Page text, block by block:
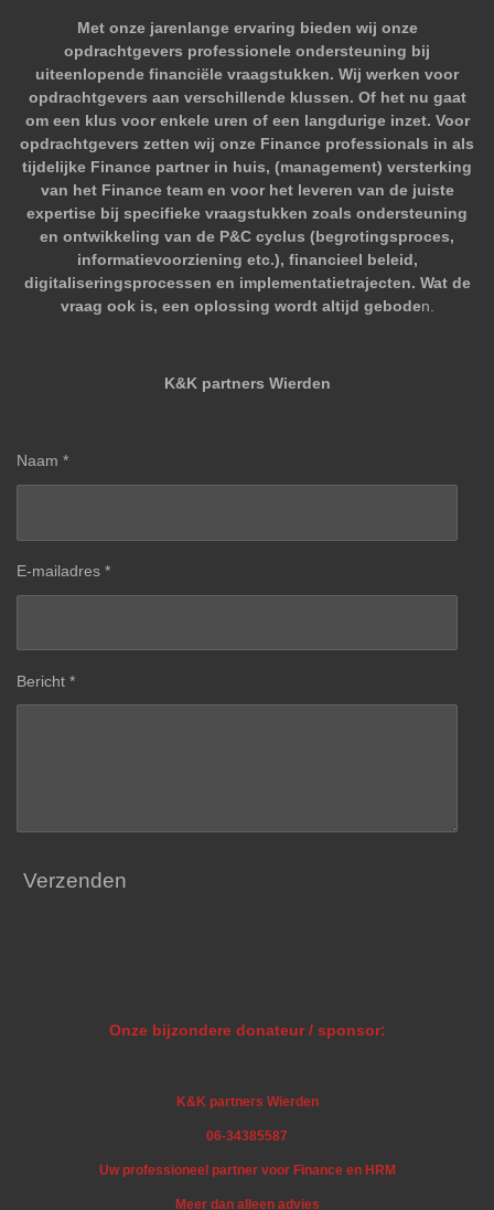
Met onze jarenlange ervaring bieden wij onze
opdrachtgevers professionele ondersteuning bij
uiteenlopende financiële vraagstukken. Wij werken voor
opdrachtgevers aan verschillende klussen. Of het nu gaat
om een klus voor enkele uren of een langdurige inzet. Voor
opdrachtgevers zetten wij onze Finance professionals in als
tijdelijke Finance partner in huis, (management) versterking
van het Finance team en voor het leveren van de juiste
expertise bij specifieke vraagstukken zoals ondersteuning
en ontwikkeling van de P&C cyclus (begrotingsproces,
informatievoorziening etc.), financieel beleid,
digitaliseringsprocessen en implementatietrajecten. Wat de
vraag ook is, een oplossing wordt altijd geboden.
K&K partners Wierden
Naam *
E-mailadres *
Bericht *
Verzenden
Onze bijzondere donateur / sponsor:
K&K partners Wierden
06-34385587
Uw professioneel partner voor Finance en HRM
Meer dan alleen advies